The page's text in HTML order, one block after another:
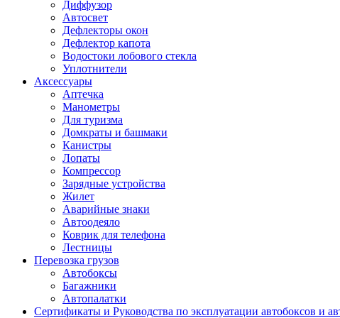
Диффузор
Автосвет
Дефлекторы окон
Дефлектор капота
Водостоки лобового стекла
Уплотнители
Аксессуары
Аптечка
Манометры
Для туризма
Домкраты и башмаки
Канистры
Лопаты
Компрессор
Зарядные устройства
Жилет
Аварийные знаки
Автоодеяло
Коврик для телефона
Лестницы
Перевозка грузов
Автобоксы
Багажники
Автопалатки
Сертификаты и Руководства по эксплуатации автобоксов и